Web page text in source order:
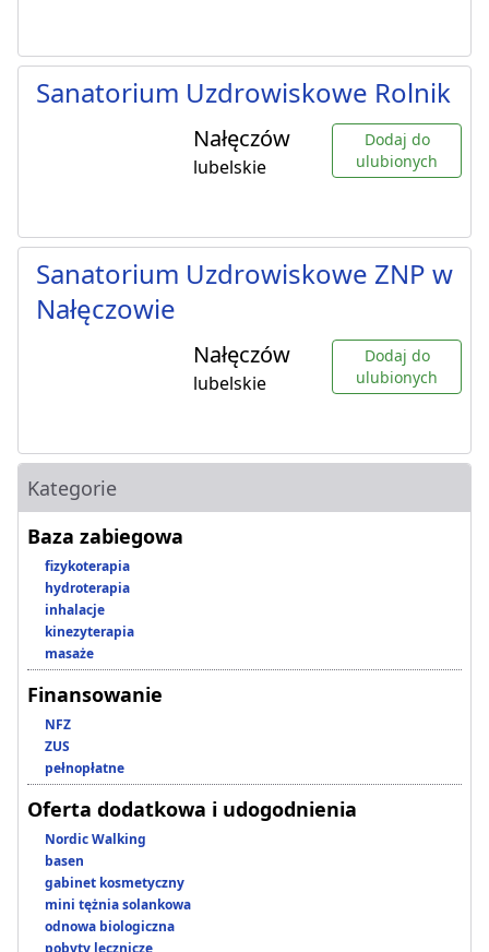
Sanatorium Uzdrowiskowe Rolnik
Nałęczów
lubelskie
Dodaj do
ulubionych
Sanatorium Uzdrowiskowe ZNP w
Nałęczowie
Nałęczów
lubelskie
Dodaj do
ulubionych
Kategorie
Baza zabiegowa
fizykoterapia
hydroterapia
inhalacje
kinezyterapia
masaże
Finansowanie
NFZ
ZUS
pełnopłatne
Oferta dodatkowa i udogodnienia
Nordic Walking
basen
gabinet kosmetyczny
mini tężnia solankowa
odnowa biologiczna